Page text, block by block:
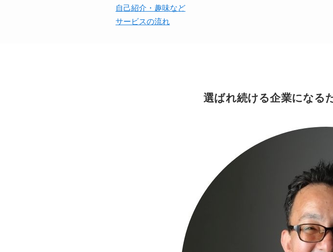
自己紹介・趣味など
サービスの流れ
選ばれ続ける企業になる